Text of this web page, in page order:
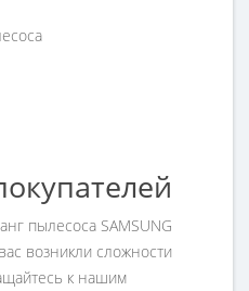
пылесоса SAMSUNG
возникли сложности
к нашим